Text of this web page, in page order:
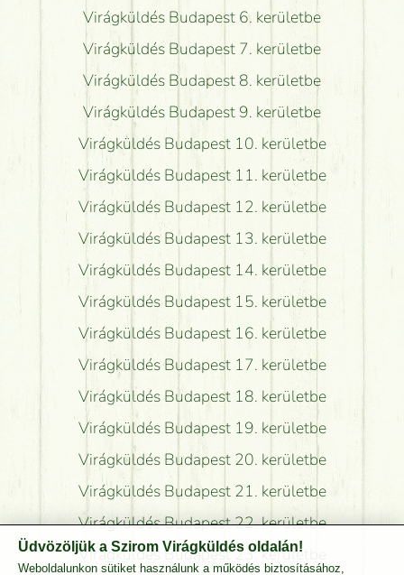
Virágküldés Budapest 6. kerületbe
Virágküldés Budapest 7. kerületbe
Virágküldés Budapest 8. kerületbe
Virágküldés Budapest 9. kerületbe
Virágküldés Budapest 10. kerületbe
Virágküldés Budapest 11. kerületbe
Virágküldés Budapest 12. kerületbe
Virágküldés Budapest 13. kerületbe
Virágküldés Budapest 14. kerületbe
Virágküldés Budapest 15. kerületbe
Virágküldés Budapest 16. kerületbe
Virágküldés Budapest 17. kerületbe
Virágküldés Budapest 18. kerületbe
Virágküldés Budapest 19. kerületbe
Virágküldés Budapest 20. kerületbe
Virágküldés Budapest 21. kerületbe
Virágküldés Budapest 22. kerületbe
Virágküldés Budapest 23. kerületbe
Üdvözöljük a Szirom Virágküldés oldalán!
Weboldalunkon sütiket használunk a működés biztosításához,